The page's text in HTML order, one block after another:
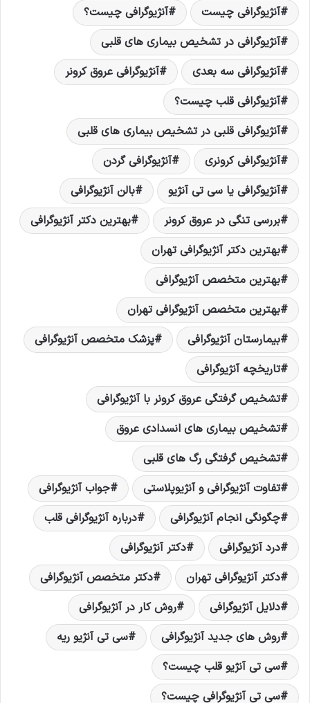
آنژیوگرافی چیست
آنژیوگرافی چیست؟
آنژیوگرافی در تشخیص بیماری های قلبی
آنژیوگرافی سه بعدی
آنژیوگرافی عروق کرونر
آنژیوگرافی قلب چیست؟
آنژیوگرافی قلبی در تشخیص بیماری های قلبی
آنژیوگرافی کرونری
آنژیوگرافی گردن
آنژیوگرافی یا سی تی آنژیو
بالن آنژیوگرافی
بررسی تنگی در عروق کرونر
بهترین دکتر آنژیوگرافی
بهترین دکتر آنژیوگرافی تهران
بهترین متخصص آنژیوگرافی
بهترین متخصص آنژیوگرافی تهران
بیمارستان آنژیوگرافی
پزشک متخصص آنژیوگرافی
تاریخچه آنژیوگرافی
تشخيص گرفتگی عروق كرونر با آنژیوگرافی
تشخیص بیماری های انسدادی عروق
تشخیص گرفتگی رگ های قلبی
تفاوت آنژیوگرافی و آنژیوپلاستی
جواب آنژیوگرافی
چگونگی انجام آنژیوگرافی
درباره آنژیوگرافی قلب
درد آنژیوگرافی
دکتر آنژیوگرافی
دکتر آنژیوگرافی تهران
دکتر متخصص آنژیوگرافی
دلایل آنژیوگرافی
روش کار در آنژیوگرافی
روش های جدید آنژیوگرافی
سی تی آنژیو ریه
سی تی آنژیو قلب چیست؟
سی تی آنژیوگرافی چیست؟